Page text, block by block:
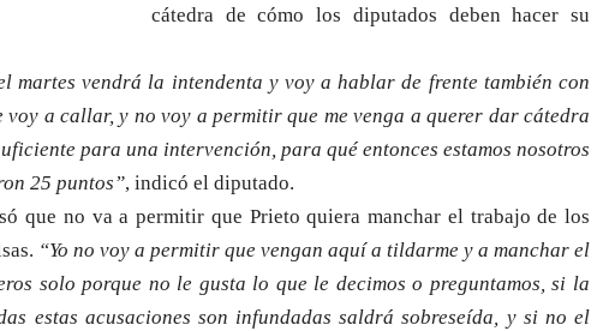
cátedra de cómo los diputados deben hacer su
martes vendrá la intendenta y voy a hablar de frente también con
voy a callar, y no voy a permitir que me venga a querer dar cátedra
para una intervención, para qué entonces estamos nosotros
25 puntos”, indicó el diputado.
que no va a permitir que Prieto quiera manchar el trabajo de los
“Yo no voy a permitir que vengan aquí a tildarme y a manchar el
solo porque no le gusta lo que le decimos o preguntamos, si la
estas acusaciones son infundadas saldrá sobreseída, y si no el